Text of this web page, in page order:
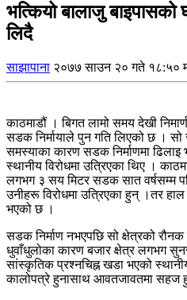
भत्कियो बालाजु
लिदै
साझापाना २०७७ साउन २० गते १८:५०
काठमाडौं । बिगत लामो समय देखी
सडक निर्मायाले पुन गति लिएको छ ।
समस्याका कारण सडक निर्माणमा ढिलाइ
स्थानीय विरोधमा उत्रिएका थिए ।
लगभग ३ सय मिटर सडक सात वर्षसम्म
उनीहरू विरोधमा उत्रिएका हुन् ।तर
भएको छ ।
सडक निर्माण नभएपछि सो क्षेत्रको
धुवाँधुलोका कारण बजार क्षेत्र लगभग
सांस्कृतिक प्रश्नचिह्न खडा भएको
कालोपत्रे हुनासाथ आवतजावतमा सहज